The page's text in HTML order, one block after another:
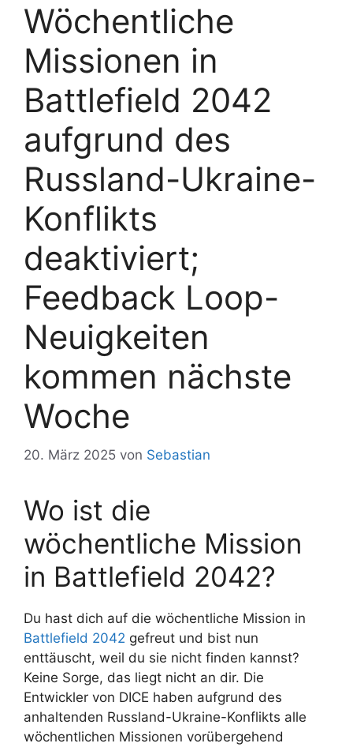
Wöchentliche
Missionen in
Battlefield 2042
aufgrund des
Russland-Ukraine-
Konflikts
deaktiviert;
Feedback Loop-
Neuigkeiten
kommen nächste
Woche
20. März 2025 von Sebastian
Wo ist die
wöchentliche Mission
in Battlefield 2042?
Du hast dich auf die wöchentliche Mission in
Battlefield 2042 gefreut und bist nun
enttäuscht, weil du sie nicht finden kannst?
Keine Sorge, das liegt nicht an dir. Die
Entwickler von DICE haben aufgrund des
anhaltenden Russland-Ukraine-Konflikts alle
wöchentlichen Missionen vorübergehend